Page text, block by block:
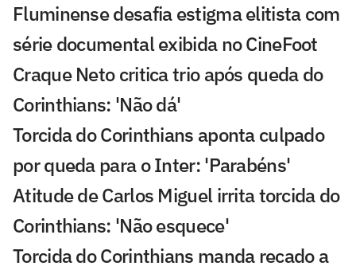
Fluminense desafia estigma elitista com
série documental exibida no CineFoot
Craque Neto critica trio após queda do
Corinthians: 'Não dá'
Torcida do Corinthians aponta culpado
por queda para o Inter: 'Parabéns'
Atitude de Carlos Miguel irrita torcida do
Corinthians: 'Não esquece'
Torcida do Corinthians manda recado a